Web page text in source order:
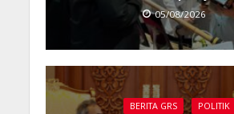
05/08/2026
BERITA GRS POLITIK